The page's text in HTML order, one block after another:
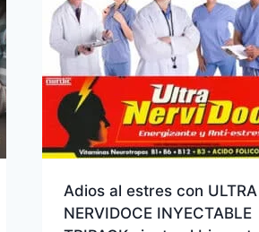
Adios al estres con ULTRA
NERVIDOCE INYECTABLE